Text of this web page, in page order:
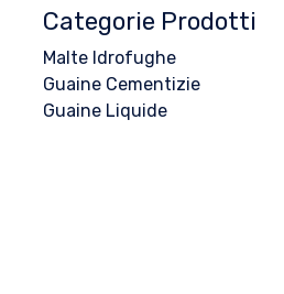
Categorie Prodotti
Malte Idrofughe
Guaine Cementizie
Guaine Liquide